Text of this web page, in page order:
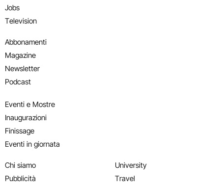
Jobs
Television
Abbonamenti
Magazine
Newsletter
Podcast
Eventi e Mostre
Inaugurazioni
Finissage
Eventi in giornata
Chi siamo
Pubblicità
University
Travel